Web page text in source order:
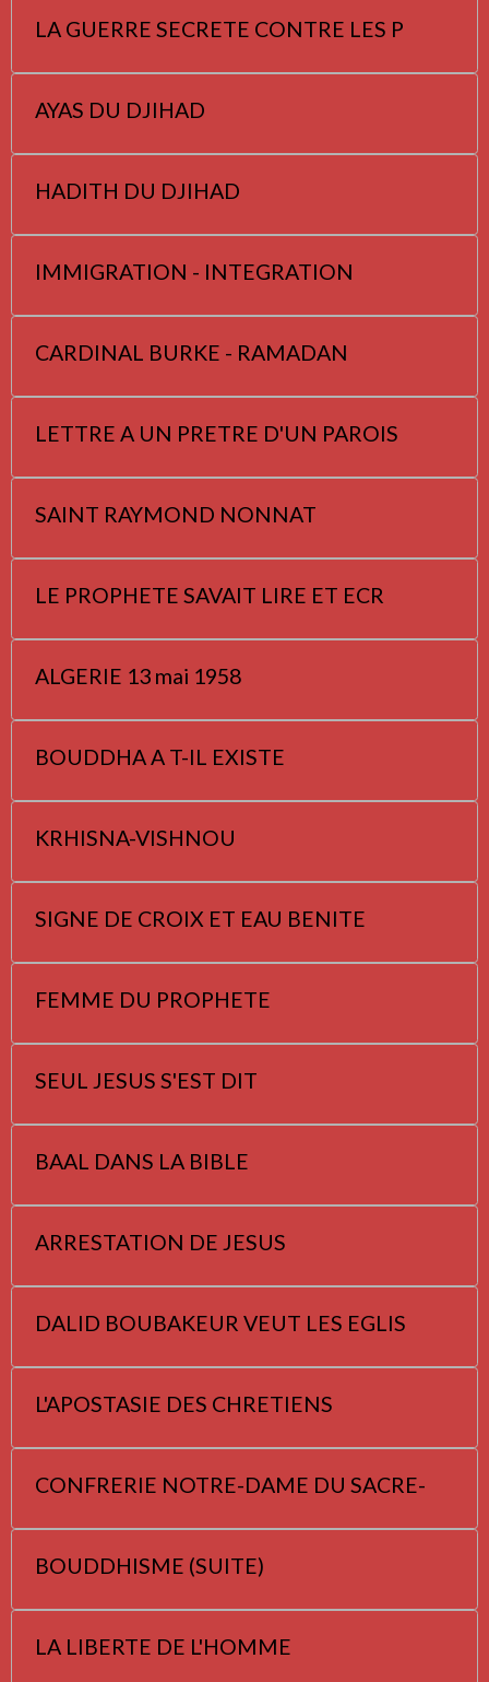
LA GUERRE SECRETE CONTRE LES P
AYAS DU DJIHAD
HADITH DU DJIHAD
IMMIGRATION - INTEGRATION
CARDINAL BURKE - RAMADAN
LETTRE A UN PRETRE D'UN PAROIS
SAINT RAYMOND NONNAT
LE PROPHETE SAVAIT LIRE ET ECR
ALGERIE 13 mai 1958
BOUDDHA A T-IL EXISTE
KRHISNA-VISHNOU
SIGNE DE CROIX ET EAU BENITE
FEMME DU PROPHETE
SEUL JESUS S'EST DIT
BAAL DANS LA BIBLE
ARRESTATION DE JESUS
DALID BOUBAKEUR VEUT LES EGLIS
L'APOSTASIE DES CHRETIENS
CONFRERIE NOTRE-DAME DU SACRE-
BOUDDHISME (SUITE)
LA LIBERTE DE L'HOMME